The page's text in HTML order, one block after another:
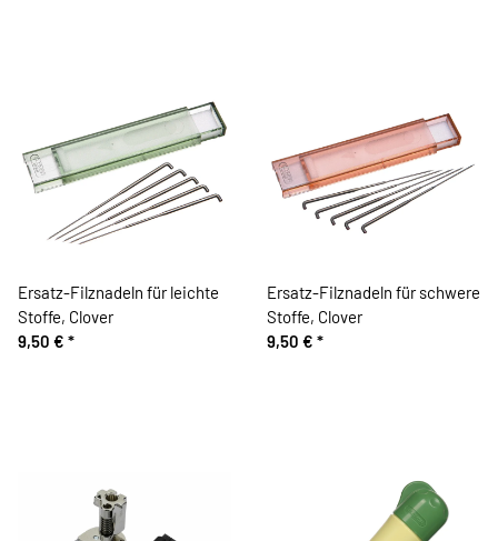
Ersatz-Filznadeln für leichte
Stoffe, Clover
9,50 € *
Ersatz-Filznadeln für schwere
Stoffe, Clover
9,50 € *